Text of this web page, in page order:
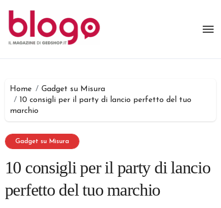
contenuto
Home
Gadget su Misura
10 consigli per il party di lancio perfetto del tuo
marchio
Gadget su Misura
10 consigli per il party di lancio
perfetto del tuo marchio